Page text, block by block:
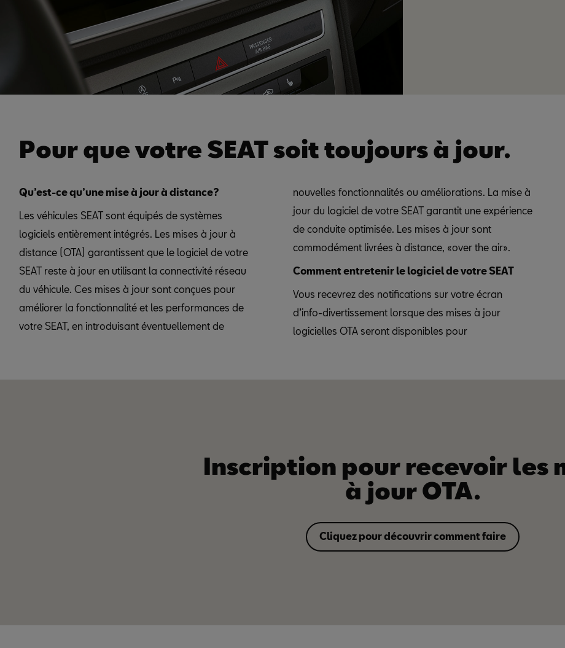
Pour que votre SEAT soit toujours à jour.
Qu’est-ce qu’une mise à jour à distance?
Les véhicules SEAT sont équipés de systèmes
logiciels entièrement intégrés. Les mises à jour à
distance (OTA) garantissent que le logiciel de votre
SEAT reste à jour en utilisant la connectivité réseau
du véhicule. Ces mises à jour sont conçues pour
améliorer la fonctionnalité et les performances de
votre SEAT, en introduisant éventuellement de
nouvelles fonctionnalités ou améliorations. La mise à
jour du logiciel de votre SEAT garantit une expérience
de conduite optimisée. Les mises à jour sont
commodément livrées à distance, «over the air».
Comment entretenir le logiciel de votre SEAT
Vous recevrez des notifications sur votre écran
d’info-divertissement lorsque des mises à jour
logicielles OTA seront disponibles pour
Inscription pour recevoir les
à jour OTA.
Cliquez pour découvrir comment faire